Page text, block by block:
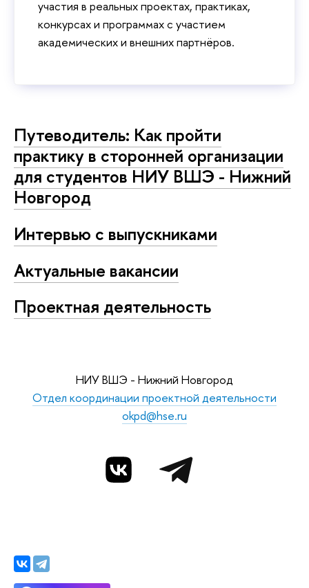
участия в реальных проектах, практиках,
конкурсах и программах с участием
академических и внешних партнёров.
Путеводитель: Как пройти
практику в сторонней организации
для студентов НИУ ВШЭ - Нижний
Новгород
Интервью с выпускниками
Актуальные вакансии
Проектная деятельность
НИУ ВШЭ - Нижний Новгород
Отдел координации проектной деятельности
okpd@hse.ru